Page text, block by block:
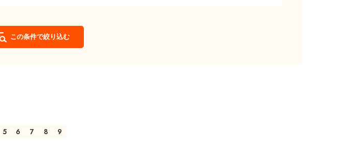
この条件で絞り込む
5 6 7 8 9